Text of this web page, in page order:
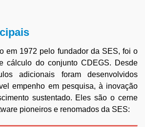
em 1972 pelo fundador da SES, foi o
cálculo do conjunto CDEGS. Desde
adicionais foram desenvolvidos
empenho em pesquisa, à inovação
sustentado. Eles são o cerne
pioneiros e renomados da SES: